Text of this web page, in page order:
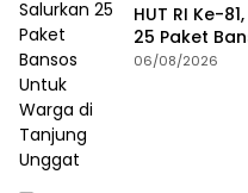
HUT RI Ke-
25 Paket
Unggat
06/08/2026